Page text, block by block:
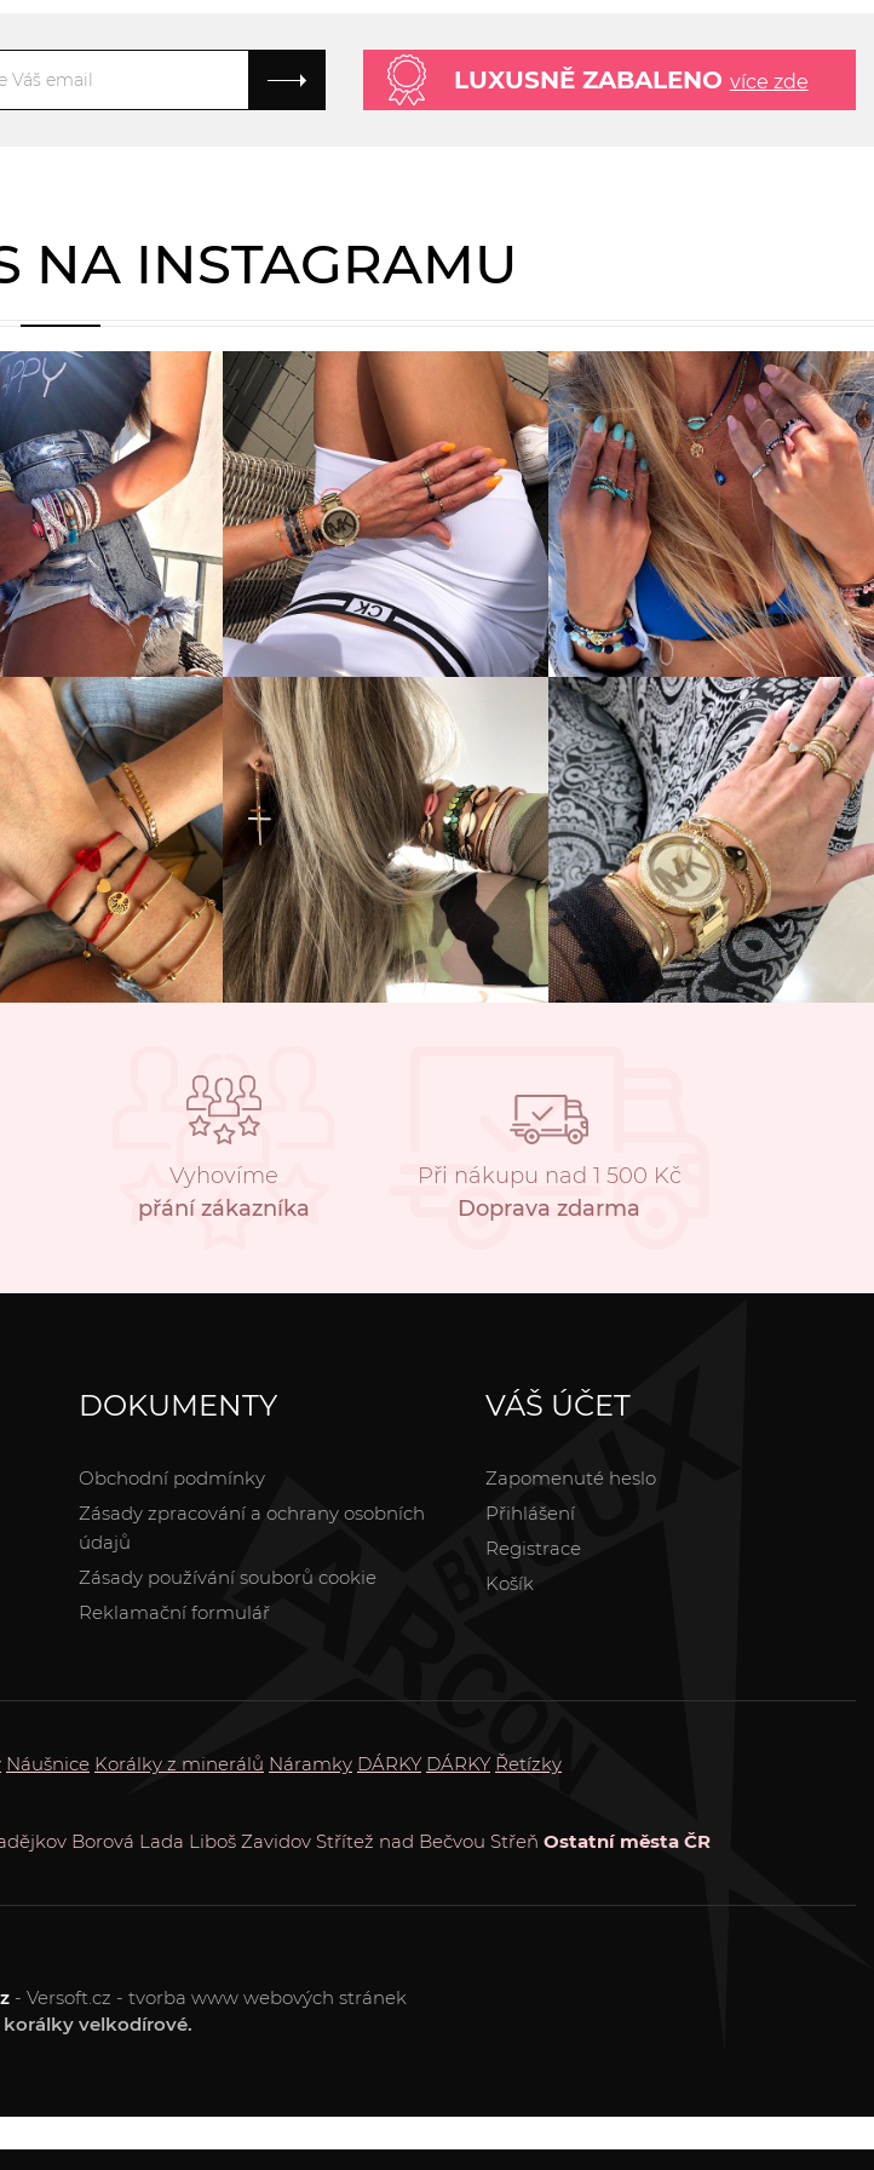
LUXUSNĚ ZABALENO více zde
NA INSTAGRAMU
Vyhovíme
přání zákazníka
Při nákupu nad 1 500 Kč
Doprava zdarma
DOKUMENTY
Obchodní podmínky
Zásady zpracování a ochrany osobních
údajů
Zásady používání souborů cookie
Reklamační formulář
VÁŠ ÚČET
Zapomenuté heslo
Přihlášení
Registrace
Košík
Náušnice Korálky z minerálů Náramky DÁRKY DÁRKY Řetízky
Borová Lada Liboš Zavidov Střítež nad Bečvou Střeň Ostatní města ČR
- Versoft.cz - tvorba www webových stránek
korálky velkodírové.